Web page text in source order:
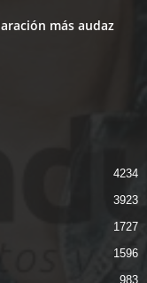
más audaz
4234
3923
1727
1596
983